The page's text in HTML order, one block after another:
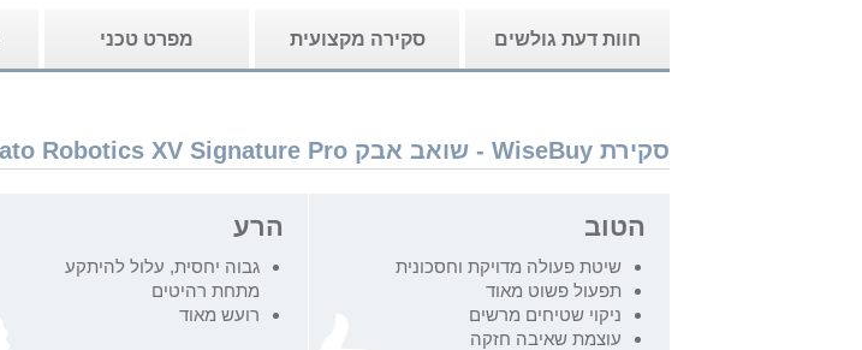
חוות דעת גולשים סקירה מקצועית מפרט טכני
סקירת WiseBuy - שואב אבק Neato Robotics XV Signature Pro
הטוב
שיטת פעולה מדויקת וחסכונית
תפעול פשוט מאוד
ניקוי שטיחים מרשים
עוצמת שאיבה חזקה
הרע
גבוה יחסית, עלול להיתקע
מתחת רהיטים
רועש מאוד